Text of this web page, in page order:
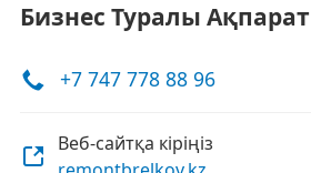
Бизнес Туралы Ақпарат
+7 747 778 88 96
Веб-сайтқа кіріңіз